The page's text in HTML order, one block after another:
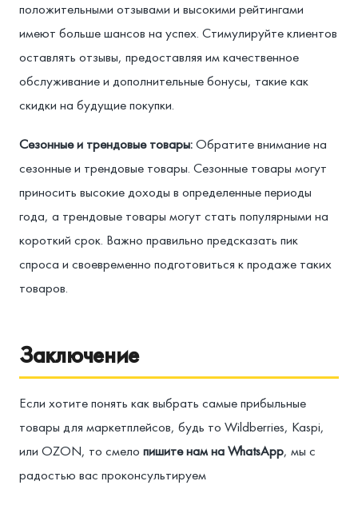
положительными отзывами и высокими рейтингами
имеют больше шансов на успех. Стимулируйте клиентов
оставлять отзывы, предоставляя им качественное
обслуживание и дополнительные бонусы, такие как
скидки на будущие покупки.
Сезонные и трендовые товары:Обратите внимание на
сезонные и трендовые товары. Сезонные товары могут
приносить высокие доходы в определенные периоды
года, а трендовые товары могут стать популярными на
короткий срок. Важно правильно предсказать пик
спроса и своевременно подготовиться к продаже таких
товаров.
Заключение
Если хотите понять как выбрать самые прибыльные
товары для маркетплейсов, будь то Wildberries, Kaspi,
или OZON, то смело пишите нам на WhatsApp, мы с
радостью вас проконсультируем